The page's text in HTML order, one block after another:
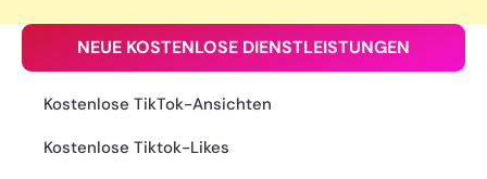
NEUE KOSTENLOSE DIENSTLEISTUNGEN
Kostenlose TikTok-Ansichten
Kostenlose Tiktok-Likes